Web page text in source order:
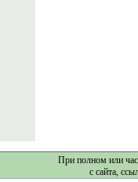
При полном или
с сайта,